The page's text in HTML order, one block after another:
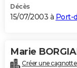
Décès
15/07/2003 à Port-
Marie
Créer une